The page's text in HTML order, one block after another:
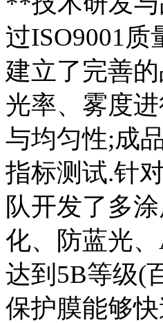
过ISO9001质
建立了完善
光率、雾度
与均匀性;成
指标测试.针
队开发了多
化、防蓝光
达到5B等级(
保护膜能够